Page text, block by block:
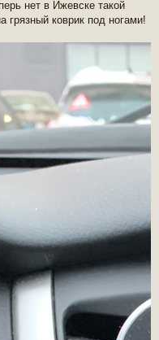
нет в Ижевске такой
грязный коврик под ногами!